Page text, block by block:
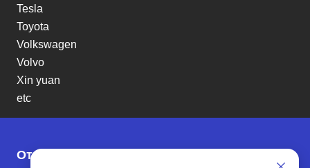
Tesla
Toyota
Volkswagen
Volvo
Xin yuan
etc
Отзывы о SENAT CARS